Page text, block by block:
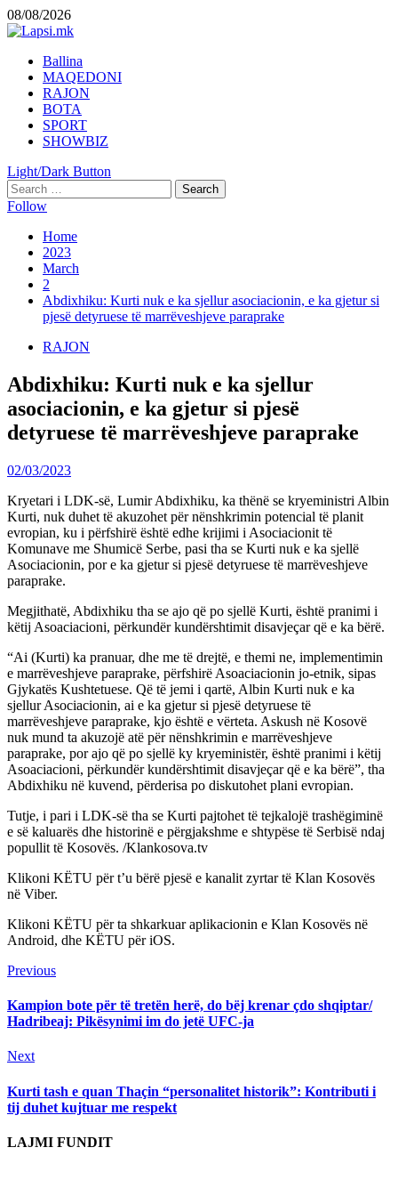
Skip
to
08/08/2026
Primary
Menu
Ballina
MAQEDONI
RAJON
BOTA
SPORT
SHOWBIZ
Light/Dark Button
Search
for:
Follow
Home
2023
March
2
Abdixhiku: Kurti nuk e ka sjellur asociacionin, e ka gjetur si
pjesë detyruese të marrëveshjeve paraprake
RAJON
Abdixhiku: Kurti nuk e ka sjellur
asociacionin, e ka gjetur si pjesë
detyruese të marrëveshjeve paraprake
02/03/2023
Kryetari i LDK-së, Lumir Abdixhiku, ka thënë se kryeministri Albin
Kurti, nuk duhet të akuzohet për nënshkrimin potencial të planit
evropian, ku i përfshirë është edhe krijimi i Asociacionit të
Komunave me Shumicë Serbe, pasi tha se Kurti nuk e ka sjellë
Asociacionin, por e ka gjetur si pjesë detyruese të marrëveshjeve
paraprake.
Megjithatë, Abdixhiku tha se ajo që po sjellë Kurti, është pranimi i
këtij Asoaciacioni, përkundër kundërshtimit disavjeçar që e ka bërë.
“Ai (Kurti) ka pranuar, dhe me të drejtë, e themi ne, implementimin
e marrëveshjeve paraprake, përfshirë Asoaciacionin jo-etnik, sipas
Gjykatës Kushtetuese. Që të jemi i qartë, Albin Kurti nuk e ka
sjellur Asociacionin, ai e ka gjetur si pjesë detyruese të
marrëveshjeve paraprake, kjo është e vërteta. Askush në Kosovë
nuk mund ta akuzojë atë për nënshkrimin e marrëveshjeve
paraprake, por ajo që po sjellë ky kryeministër, është pranimi i këtij
Asoaciacioni, përkundër kundërshtimit disavjeçar që e ka bërë”, tha
Abdixhiku në kuvend, përderisa po diskutohet plani evropian.
Tutje, i pari i LDK-së tha se Kurti pajtohet të tejkalojë trashëgiminë
e së kaluarës dhe historinë e përgjakshme e shtypëse të Serbisë ndaj
popullit të Kosovës. /Klankosova.tv
Klikoni KËTU për t’u bërë pjesë e kanalit zyrtar të Klan Kosovës
në Viber.
Klikoni KËTU për ta shkarkuar aplikacionin e Klan Kosovës në
Android, dhe KËTU për iOS.
Continue
Reading
PreviousPrevious
Kampion bote për të tretën herë, do bëj krenar çdo shqiptar/
Hadribeaj: Pikësynimi im do jetë UFC-ja
NextNext
Kurti tash e quan Thaçin “personalitet historik”: Kontributi i
tij duhet kujtuar me respekt
LAJMI FUNDIT